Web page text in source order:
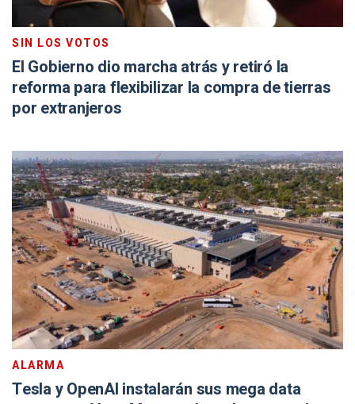
SIN LOS VOTOS
El Gobierno dio marcha atrás y retiró la
reforma para flexibilizar la compra de tierras
por extranjeros
ALARMA
Tesla y OpenAI instalarán sus mega data